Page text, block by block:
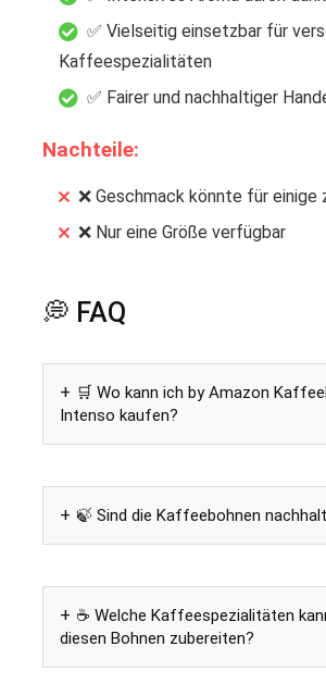
✅ Vielseitig einsetzbar für
Kaffeespezialitäten
✅ Fairer und nachhaltiger
Nachteile:
❌ Geschmack könnte für einige
❌ Nur eine Größe verfügbar
💭 FAQ
🛒 Wo kann ich by Amazon
Intenso kaufen?
🍃 Sind die Kaffeebohnen
☕ Welche Kaffeespezialitäten
diesen Bohnen zubereiten?